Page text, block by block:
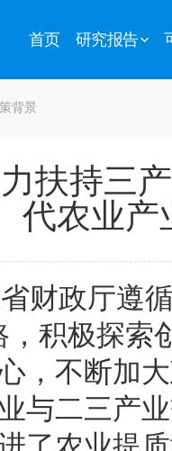
首页 研究报告
背景
扶持三
代农业产
财政厅遵
，积极探索
，不断加
与二三产